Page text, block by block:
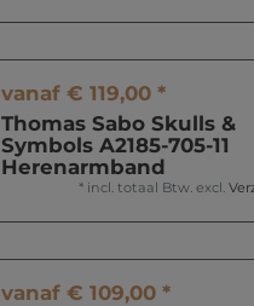
vanaf € 119,00 *
Thomas Sabo Skulls &
Symbols A2185-705-11
Herenarmband
* incl. totaal Btw. excl.
vanaf € 109,00 *